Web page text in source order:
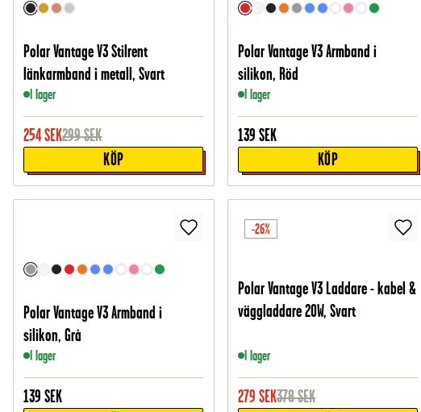
Polar Vantage V3 Stilrent
länkarmband i metall, Svart
I lager
254SEK299SEK
KÖP
Polar Vantage V3 Armband i
silikon, Röd
I lager
139 SEK
KÖP
Polar Vantage V3 Armband i
silikon, Grå
I lager
139 SEK
-26%
Polar Vantage V3 Laddare - kabel &
väggladdare 20W, Svart
I lager
279 SEK378SEK